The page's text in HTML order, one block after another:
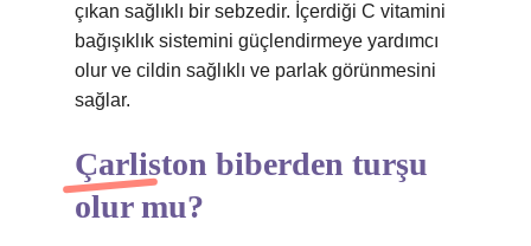
çıkan sağlıklı bir sebzedir. İçerdiği C vitamini
bağışıklık sistemini güçlendirmeye yardımcı
olur ve cildin sağlıklı ve parlak görünmesini
sağlar.
Çarliston biberden turşu
olur mu?